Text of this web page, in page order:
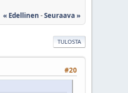
« Edellinen -Seuraava »
TULOSTA
#20